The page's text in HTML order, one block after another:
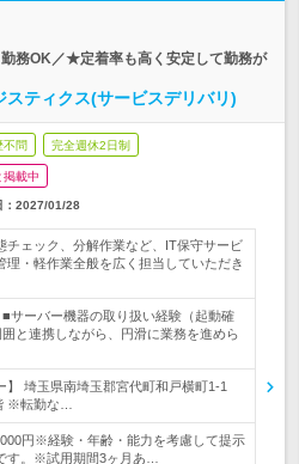
務OK／★定着率も高く安定して勤務が
スティクス(サービスデリバリ)
不問 完全週休2日制
掲載中
2027/01/28
チェック、分解作業など、IT保守サービ
理・軽作業全般を広く担当していただき
サーバー機器の取り扱い経験（起動確
と連携しながら、円滑に業務を進めら
】 埼玉県南埼玉郡宮代町和戸横町1-1
※転勤な…
円※経験・年齢・能力を考慮して提示
す。※試用期間3ヶ月あ…